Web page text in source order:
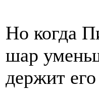
Но когда
шар
держит